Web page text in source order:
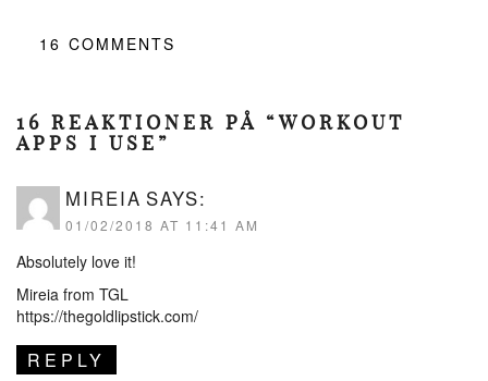
16 COMMENTS
16 REAKTIONER PÅ “WORKOUT
APPS I USE”
MIREIA SAYS:
01/02/2018 AT 11:41 AM
Absolutely love it!
Mireia from TGL
https://thegoldlipstick.com/
REPLY